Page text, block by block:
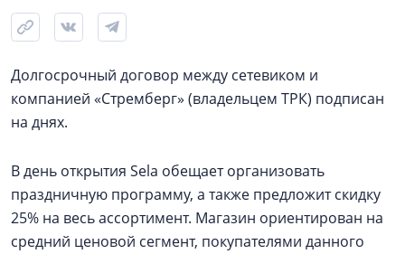
Долгосрочный договор между сетевиком и
компанией «Стремберг» (владельцем ТРК) подписан
на днях.
В день открытия Sela обещает организовать
праздничную программу, а также предложит скидку
25% на весь ассортимент. Магазин ориентирован на
средний ценовой сегмент, покупателями данного